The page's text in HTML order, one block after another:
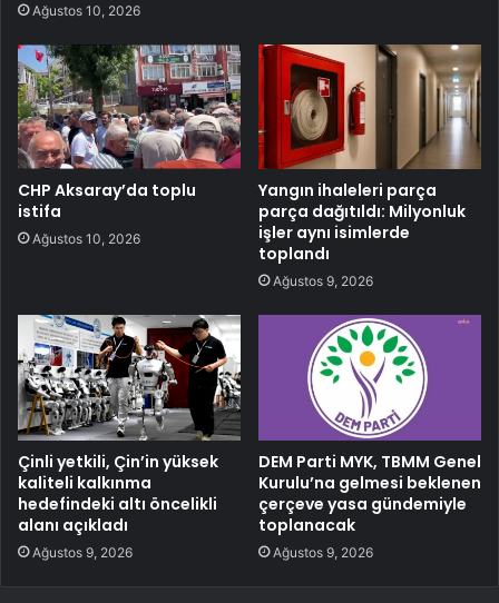
Ağustos 10, 2026
CHP Aksaray’da toplu
istifa
Ağustos 10, 2026
Yangın ihaleleri parça
parça dağıtıldı: Milyonluk
işler aynı isimlerde
toplandı
Ağustos 9, 2026
Çinli yetkili, Çin’in yüksek
kaliteli kalkınma
hedefindeki altı öncelikli
alanı açıkladı
Ağustos 9, 2026
DEM Parti MYK, TBMM Genel
Kurulu’na gelmesi beklenen
çerçeve yasa gündemiyle
toplanacak
Ağustos 9, 2026